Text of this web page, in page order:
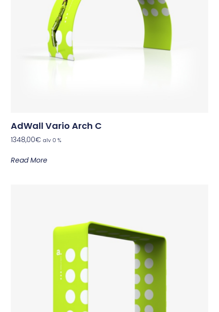
AdWall Vario Arch C
1348,00€ alv 0 %
Read More